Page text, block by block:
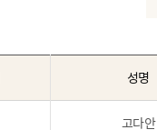
성명
고다안